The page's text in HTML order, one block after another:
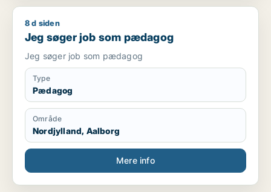
Jeg søger job som pædagog
8 d siden
Jeg søger job som pædagog
Jeg søger job som pædagog
Type
Pædagog
Område
Nordjylland, Aalborg
Mere info